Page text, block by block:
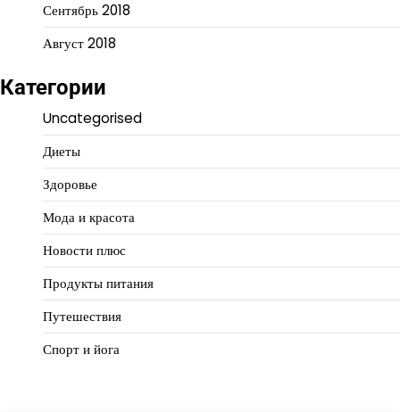
Сентябрь 2018
Август 2018
Категории
Uncategorised
Диеты
Здоровье
Мода и красота
Новости плюс
Продукты питания
Путешествия
Спорт и йога